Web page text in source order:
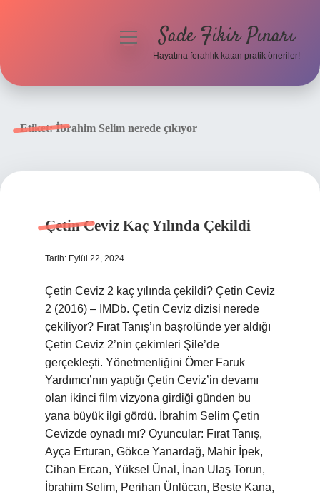
menüyüSade Fikir Pınarı
Hayatına ferahlık katan pratik öneriler!
Etiket:İbrahim Selim nerede çıkıyor
Çetin Ceviz Kaç Yılında Çekildi
Tarih: Eylül 22, 2024
Çetin Ceviz 2 kaç yılında çekildi? Çetin Ceviz
2 (2016) – IMDb. Çetin Ceviz dizisi nerede
çekiliyor? Fırat Tanış’ın başrolünde yer aldığı
Çetin Ceviz 2’nin çekimleri Şile’de
gerçekleşti. Yönetmenliğini Ömer Faruk
Yardımcı’nın yaptığı Çetin Ceviz’in devamı
olan ikinci film vizyona girdiği günden bu
yana büyük ilgi gördü. İbrahim Selim Çetin
Cevizde oynadı mı? Oyuncular: Fırat Tanış,
Ayça Erturan, Gökce Yanardağ, Mahir İpek,
Cihan Ercan, Yüksel Ünal, İnan Ulaş Torun,
İbrahim Selim, Perihan Ünlücan, Beste Kana,